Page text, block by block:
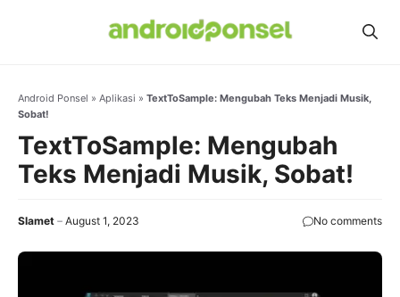
Android Ponsel » Aplikasi » TextToSample: Mengubah Teks Menjadi Musik,
Sobat!
TextToSample: Mengubah
Teks Menjadi Musik, Sobat!
Slamet August 1, 2023 No comments